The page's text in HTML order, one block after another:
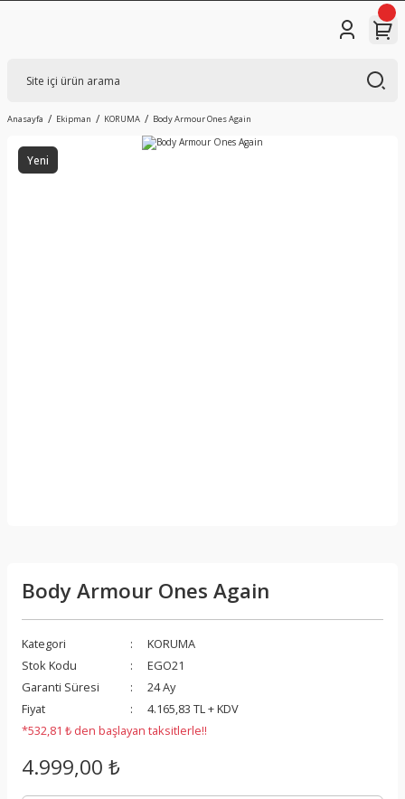
Anasayfa Ekipman KORUMA Body Armour Ones Again
Yeni
Body Armour Ones Again
Kategori
KORUMA
Stok Kodu
EGO21
Garanti Süresi
24 Ay
Fiyat
4.165,83 TL + KDV
*532,81 ₺ den başlayan taksitlerle!!
4.999,00 ₺